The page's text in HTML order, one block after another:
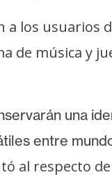
a los
de música y
una
entre
al respecto